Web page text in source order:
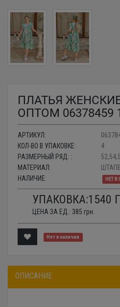
ПЛАТЬЯ
ОПТОМ 06378459
АРТИКУЛ:
КОЛ-ВО В УПАКОВКЕ:
4
РАЗМЕРНЫЙ РЯД: :
МАТЕРИАЛ:
НАЛИЧИЕ:
НЕТ
УПАКОВКА:1540
ЦЕНА ЗА ЕД.: 385 грн.
Нет в наличии
ОПИСАНИЕ